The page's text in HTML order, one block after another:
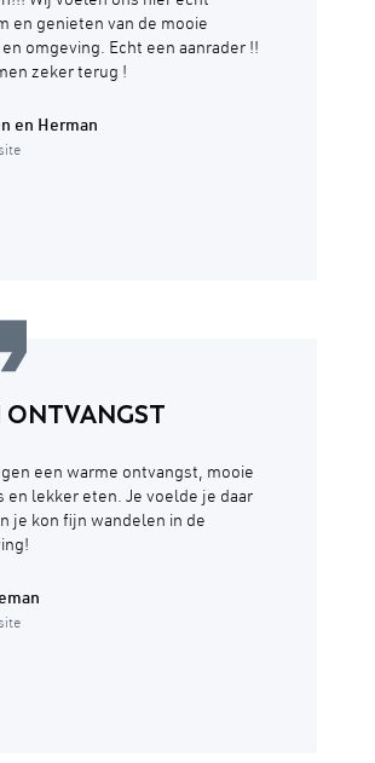
en genieten van de mooie
omgeving. Echt een aanrader !!
zeker terug !
en Herman
ONTVANGST
een warme ontvangst, mooie
en lekker eten. Je voelde je daar
je kon fijn wandelen in de